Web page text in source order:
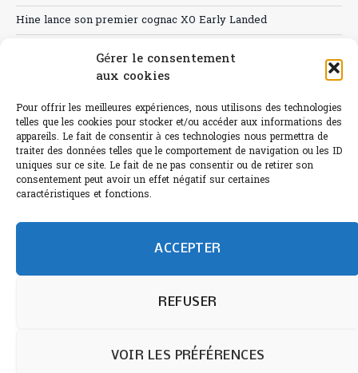
Gérer le consentement
aux cookies
Pour offrir les meilleures expériences, nous utilisons des technologies
telles que les cookies pour stocker et/ou accéder aux informations des
appareils. Le fait de consentir à ces technologies nous permettra de
traiter des données telles que le comportement de navigation ou les ID
uniques sur ce site. Le fait de ne pas consentir ou de retirer son
consentement peut avoir un effet négatif sur certaines
caractéristiques et fonctions.
ACCEPTER
REFUSER
VOIR LES PRÉFÉRENCES
Hine lance son premier cognac XO Early Landed
Sélection de rosés 2026
L'abus d'alcool est dangereux pour la santé.
©paris-bistro 2026 Paris-bistro.com est une publication 100%
mail: contact@paris-bistro.com